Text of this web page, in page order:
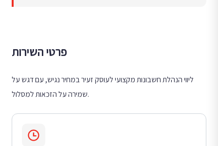
פרטי השירות
ליווי הנהלת חשבונות מקצועי לעוסק זעיר במחיר נגיש, עם דגש על
שמירה על הזכאות למסלול.